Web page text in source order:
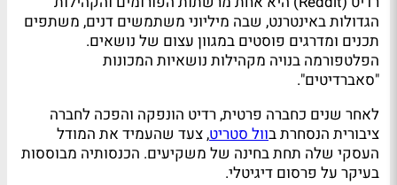
הגדולות באינטרנט, שבה מיליוני משתמשים דנים, משתפים
תכנים ומדרגים פוסטים במגוון עצום של נושאים.
הפלטפורמה בנויה מקהילות נושאיות המכונות
"סאברדיטים".
לאחר שנים כחברה פרטית, רדיט הונפקה והפכה לחברה
ציבורית הנסחרת בוול סטריט, צעד שהעמיד את המודל
העסקי שלה תחת בחינה של משקיעים. הכנסותיה מבוססות
בעיקר על פרסום דיגיטלי.